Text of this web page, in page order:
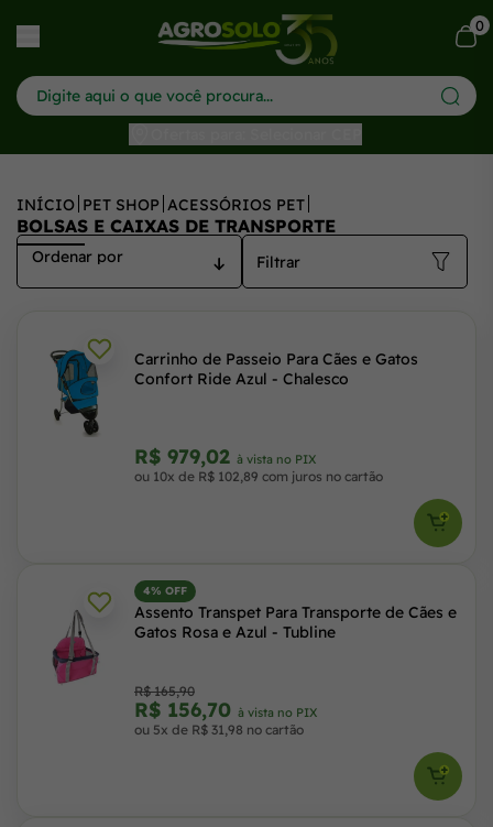
0
INÍCIO PET SHOP ACESSÓRIOS PET
BOLSAS E CAIXAS DE TRANSPORTE
Filtrar
Carrinho de Passeio Para Cães e Gatos
Confort Ride Azul - Chalesco
R$ 979,02 à vista no PIX
ou 10x de R$ 102,89 com juros no cartão
4% OFF
Assento Transpet Para Transporte de Cães e
Gatos Rosa e Azul - Tubline
R$ 165,90
R$ 156,70 à vista no PIX
ou 5x de R$ 31,98 no cartão